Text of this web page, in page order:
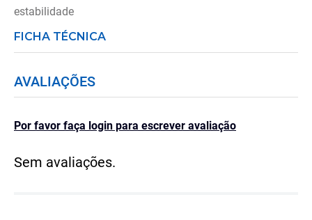
estabilidade
FICHA TÉCNICA
AVALIAÇÕES
Por favor faça login para escrever avaliação
Sem avaliações.